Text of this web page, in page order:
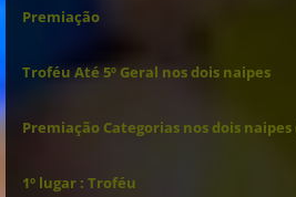
Premiação
Troféu Até 5º Geral nos dois naipes
Premiação Categorias nos dois
1º lugar : Troféu